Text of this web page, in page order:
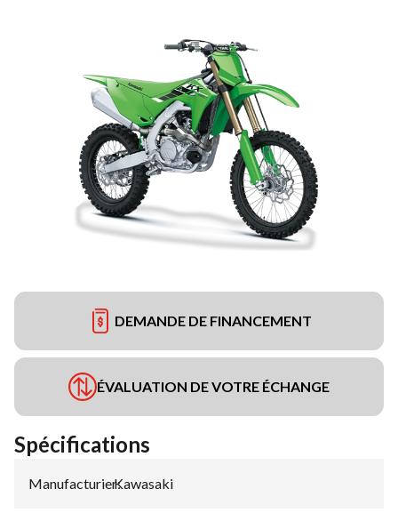
DEMANDE DE FINANCEMENT
ÉVALUATION DE VOTRE ÉCHANGE
Spécifications
Manufacturier:
Kawasaki